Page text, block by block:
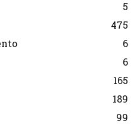
5
475
6
6
165
189
99